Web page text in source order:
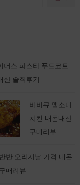
더스 파스타 푸드코트
산 솔직후기
비비큐 맵소디
치킨 내돈내산
구매리뷰
반 오리지날 가격 내돈
매리뷰